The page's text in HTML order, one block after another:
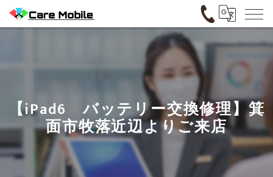
【iPad6 バッテリー交換修理】箕
面市牧落近辺よりご来店